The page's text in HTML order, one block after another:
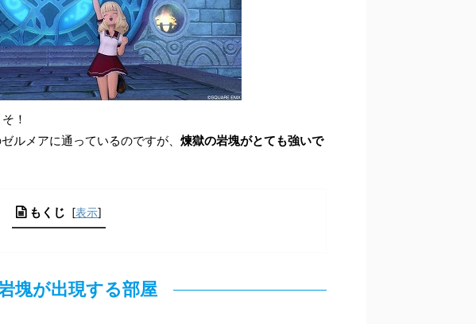
！
ルメアに通っているのですが、 煉獄の岩塊がとても強いで
もくじ [表示]
塊が出現する部屋